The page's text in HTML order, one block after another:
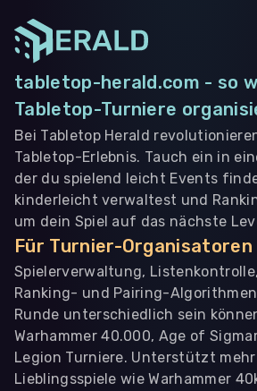
tabletop-herald.com - so
Tabletop-Turniere
Bei Tabletop Herald
Tabletop-Erlebnis. Tauch ein in
der du spielend leicht Events
kinderleicht verwaltest und
um dein Spiel auf das nächste
Für Turnier-Organisatoren
Spielerverwaltung,
Ranking- und Pairing-
Runde unterschiedlich sein
Warhammer 40.000, Age of
Legion Turniere. Unterstützt
Lieblingsspiele wie Warhammer